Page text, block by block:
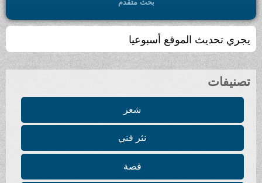
بحث متقدم
يجري تحديث الموقع أسبوعيا
تصنيفات
شعر
نثر فني
قصة